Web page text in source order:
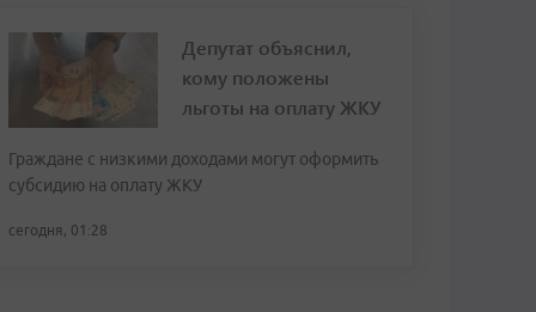
Депутат объяснил,
кому положены
льготы на оплату ЖКУ
Граждане с низкими доходами могут оформить
субсидию на оплату ЖКУ
сегодня, 01:28